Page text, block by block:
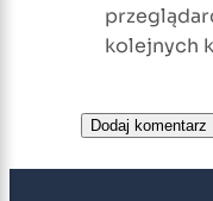
kolejnych